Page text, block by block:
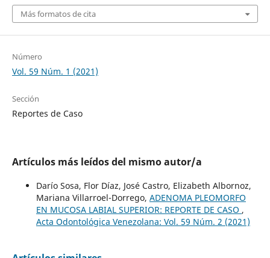
Más formatos de cita
Número
Vol. 59 Núm. 1 (2021)
Sección
Reportes de Caso
Artículos más leídos del mismo autor/a
Darío Sosa, Flor Díaz, José Castro, Elizabeth Albornoz,
Mariana Villarroel-Dorrego, ADENOMA PLEOMORFO
EN MUCOSA LABIAL SUPERIOR: REPORTE DE CASO ,
Acta Odontológica Venezolana: Vol. 59 Núm. 2 (2021)